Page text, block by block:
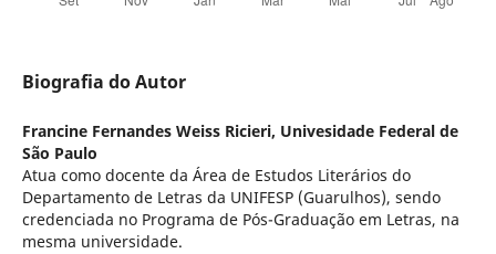
Biografia do Autor
Francine Fernandes Weiss Ricieri, Univesidade Federal de
São Paulo
Atua como docente da Área de Estudos Literários do
Departamento de Letras da UNIFESP (Guarulhos), sendo
credenciada no Programa de Pós-Graduação em Letras, na
mesma universidade.